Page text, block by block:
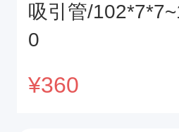
吸引管/
0
¥360